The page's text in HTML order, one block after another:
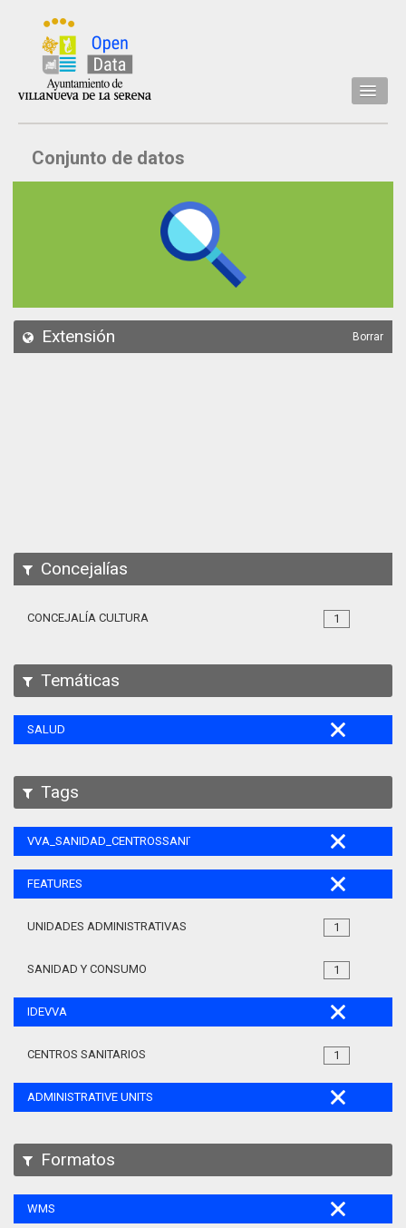
Inicio
Datos
API
Conjunto de datos
Extensión Borrar
Concejalías
1
CONCEJALÍA CULTURA
Temáticas
SALUD
Tags
VVA_SANIDAD_CENTROSSANITARIOS_105
FEATURES
1
UNIDADES ADMINISTRATIVAS
1
SANIDAD Y CONSUMO
IDEVVA
1
CENTROS SANITARIOS
ADMINISTRATIVE UNITS
Formatos
WMS